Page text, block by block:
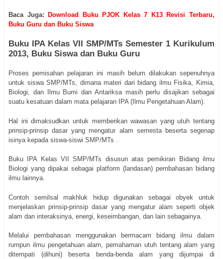
Baca Juga:
Download Buku PJOK Kelas 7 K13 Revisi Terbaru,
Buku Guru dan Buku Siswa
Buku IPA Kelas VII SMP/MTs Semester 1 Kurikulum
2013, Buku Siswa dan Buku Guru
Proses pemisahan pelajaran ini masih belum dilakukan sepenuhnya
untuk siswa SMP/MTs, dimana materi dari bidang ilmu Fisika, Kimia,
Biologi, dan Ilmu Bumi dan Antariksa masih perlu disajikan sebagai
suatu kesatuan dalam mata pelajaran IPA (Ilmu Pengetahuan Alam).
Hal ini dimaksudkan untuk memberikan wawasan yang utuh tentang
prinsip-prinsip dasar yang mengatur alam semesta beserta segenap
isinya kepada siswa-siswi SMP/MTs .
Buku IPA Kelas VII SMP/MTs disusun atas pemikiran Bidang ilmu
Biologi yang dipakai sebagai platform (landasan) pembahasan bidang
ilmu lainnya.
Contoh semilsal makhluk hidup digunakan sebagai obyek untuk
menjelaskan prinsip-prinsip dasar yang mengatur alam seperti objek
alam dan interaksinya, energi, keseimbangan, dan lain sebagainya.
Melalui pembahasan menggunakan bermacam bidang ilmu dalam
rumpun ilmu pengetahuan alam, pemahaman utuh tentang alam yang
ditempati (dihuni) beserta benda-benda alam yang dijumpai di